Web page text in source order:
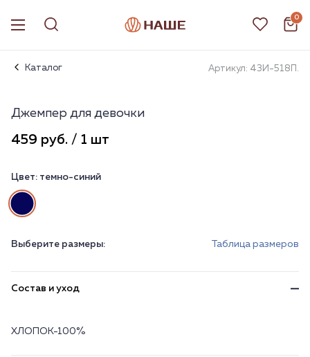
0
Каталог Артикул: 43И-518П.
Джемпер для девочки
459 руб. / 1 шт
Цвет: темно-синий
Выберите размеры: Таблица размеров
Состав и уход
ХЛОПОК-100%